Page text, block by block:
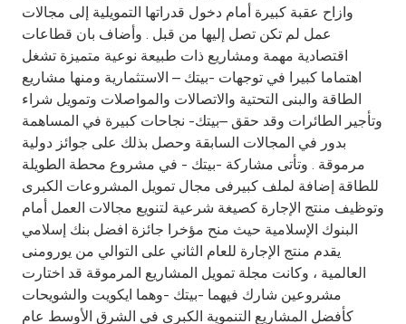
وازاح عقبة كبيرة أمام دخول قدراتها التمويلية إلى مجالات
عمل لم تكن تصل إليها من قبل . وأضاف بان قطاعات
اقتصادية مهمة ومشاريع ذات طبيعة نوعية متميزة تشغل
اهتماما كبيرا في توجهات -بيتك – الاستثمارية ومنها مشاريع
الطاقة والبنى التحتية والاتصالات والمواصلات وتمويل شراء
وتأجير الطائرات وقد حقق –بيتك- نجاحات كبيرة في المساهمة
بدور في المجالات السابقة وحصل بذلك على جوائز دولية
مرموقة . وتأتى مشاركة -بيتك - في مشروع محطة الطويلة
للطاقة إضافة لملف كبيرفى مجال تمويل المشروعات الكبرى
وتوظيف منتج الإجارة كصيغة شرعية لتنويع مجالات العمل أمام
البنوك الإسلامية حيث منح مؤخرا جائزة افضل بنك إسلامي
يقدم منتج الإجارة للعام الثاني على التوالي من يورومنى
العالمية ، وكانت مجلة تمويل المشاريع المرموقة قد اختارت
مشروعين شارك فيهما -بيتك -وهما ايكويت والشويحات
كأفضل المشاريع التنموية الكبرى في الشرق الأوسط عام